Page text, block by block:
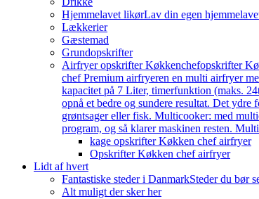
Hjemmelavet likørLav din egen
Lækkerier
Gæstemad
Grundopskrifter
Airfryer opskrifter Køkkenchefopskrifter
chef Premium airfryeren en multi airfryer
kapacitet på 7 Liter, timerfunktion (maks.
opnå et bedre og sundere resultat. Det
grøntsager eller fisk. Multicooker: med
program, og så klarer maskinen resten.
kage opskrifter Køkken chef airfryer
Opskrifter Køkken chef airfryer
Lidt af hvert
Fantastiske steder i DanmarkSteder du bør
Alt muligt der sker her